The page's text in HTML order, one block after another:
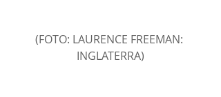
(FOTO: LAURENCE FREEMAN:
INGLATERRA)